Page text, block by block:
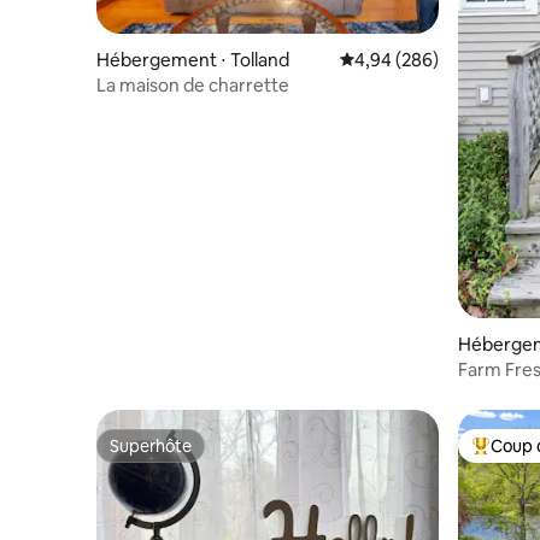
Hébergement ⋅ Tolland Évaluation moyenne
4,94 (286)
La maison de charrette
lls
Superhôte
Superhôte Coups
Coup